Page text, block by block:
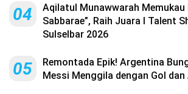
04
Aqilatul Munawwarah Memukau
Sabbarae”, Raih Juara I Talent
Sulselbar 2026
05
Remontada Epik! Argentina
Messi Menggila dengan Gol